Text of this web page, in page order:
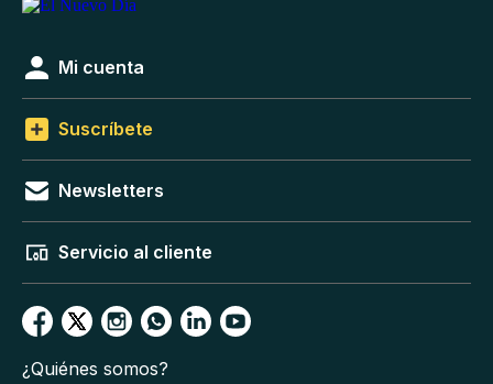
Mi cuenta
Suscríbete
Newsletters
Servicio al cliente
¿Quiénes somos?